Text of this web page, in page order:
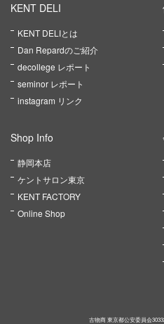
KENT DELI
KENT DELIとは
Dan Repardのご紹介
decollege レポート
seminor レポート
instagram リンク
Shop Info
静岡本店
ケントサロン東京
KENT FACTORY
Online Shop
古物商 東京都公安委員会